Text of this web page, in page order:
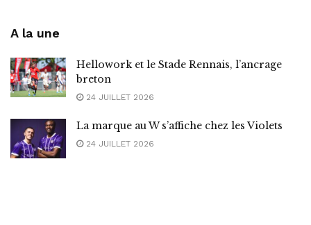
A la une
Hellowork et le Stade Rennais, l’ancrage
breton
24 JUILLET 2026
La marque au W s’affiche chez les Violets
24 JUILLET 2026